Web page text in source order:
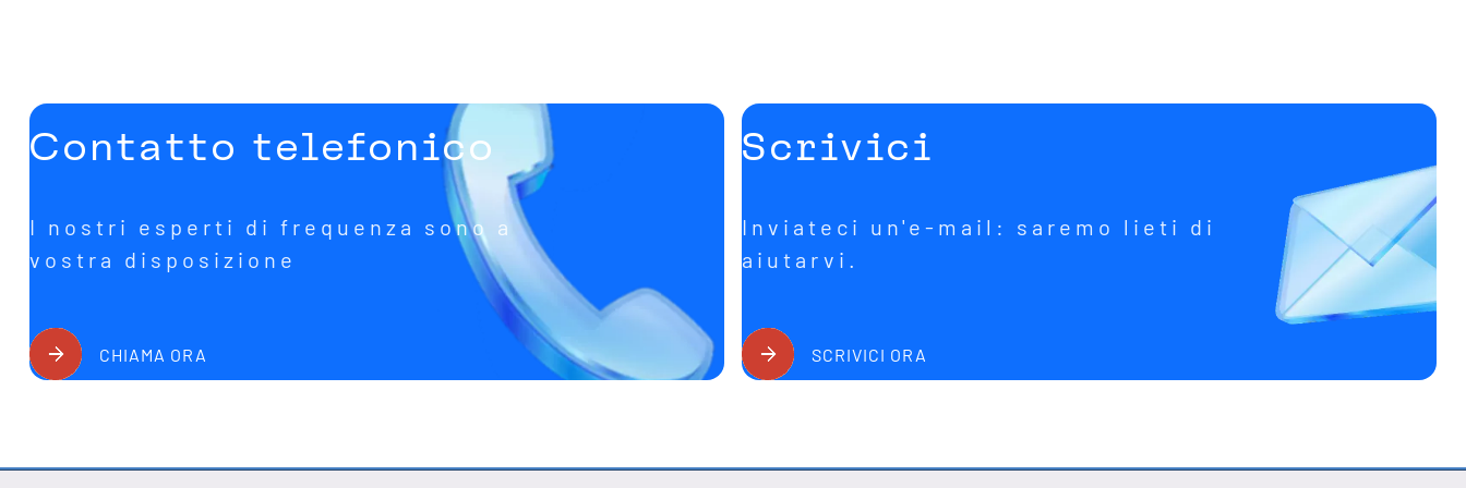
Contatto telefonico
I nostri esperti di frequenza sono a
vostra disposizione
CHIAMA ORA
Scrivici
Inviateci un'e-mail: saremo lieti di
aiutarvi.
SCRIVICI ORA